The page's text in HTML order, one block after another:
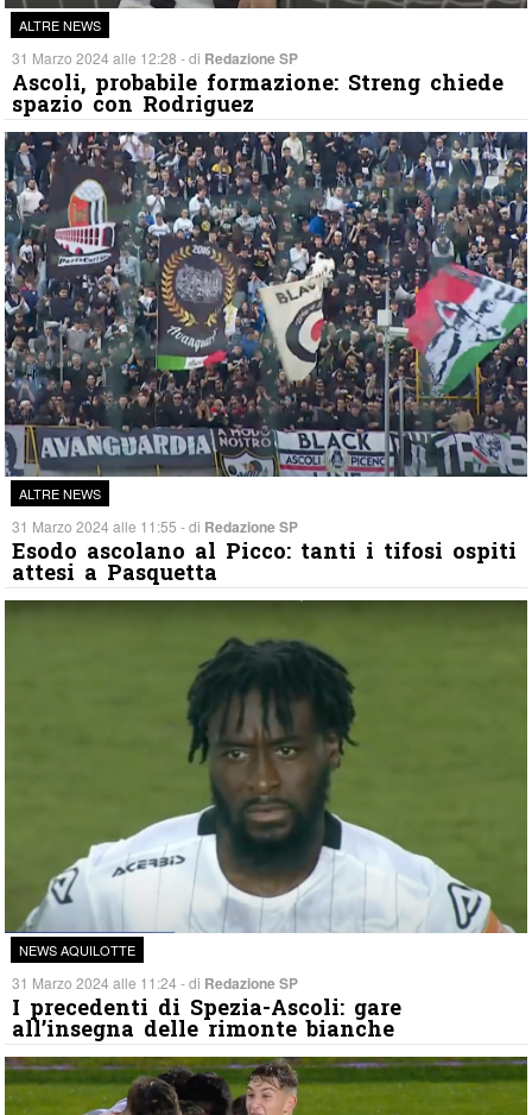
ALTRE NEWS
31 Marzo 2024 alle 12:28 - di Redazione SP
Ascoli, probabile formazione: Streng chiede
spazio con Rodriguez
ALTRE NEWS
31 Marzo 2024 alle 11:55 - di Redazione SP
Esodo ascolano al Picco: tanti i tifosi ospiti
attesi a Pasquetta
NEWS AQUILOTTE
31 Marzo 2024 alle 11:24 - di Redazione SP
I precedenti di Spezia-Ascoli: gare
all’insegna delle rimonte bianche